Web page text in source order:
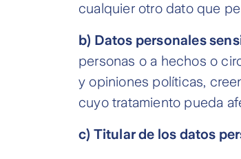
cualquier otro dato que
b) Datos personales
personas o a hechos o
y opiniones políticas,
cuyo tratamiento pueda
c) Titular de los datos